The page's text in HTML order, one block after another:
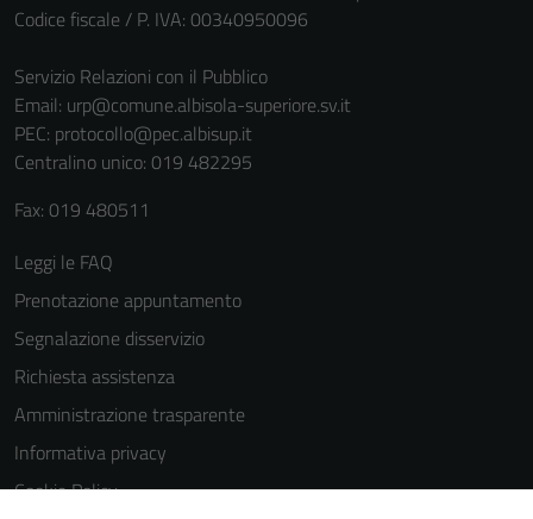
Codice fiscale / P. IVA: 00340950096
Servizio Relazioni con il Pubblico
Email: urp@comune.albisola-superiore.sv.it
PEC: protocollo@pec.albisup.it
Centralino unico: 019 482295
Fax: 019 480511
Leggi le FAQ
Prenotazione appuntamento
Segnalazione disservizio
Richiesta assistenza
Amministrazione trasparente
Informativa privacy
Cookie Policy